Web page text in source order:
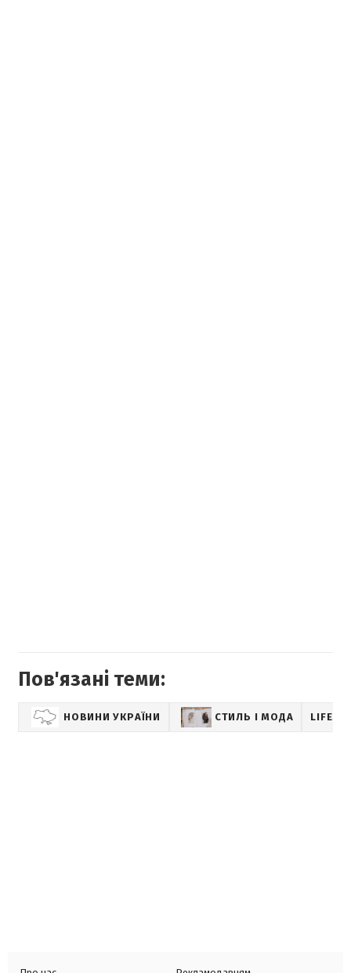
Пов'язані теми:
НОВИНИ УКРАЇНИ СТИЛЬ І МОДА